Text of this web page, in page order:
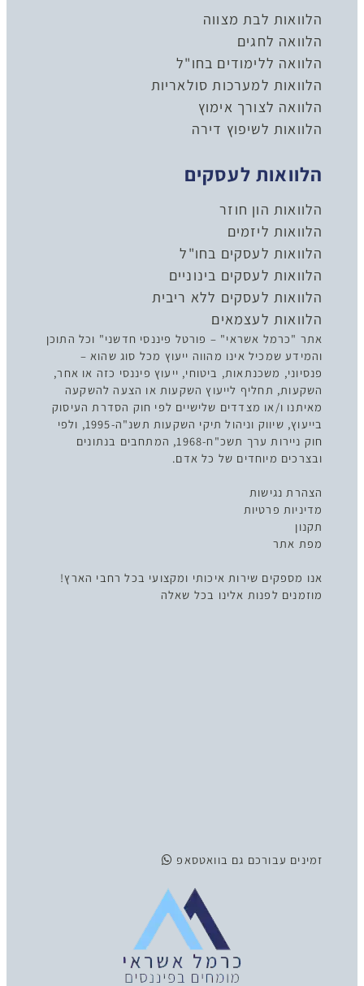
הלוואות לבת מצווה
הלוואה לחגים
הלוואה ללימודים בחו"ל
הלוואות למערכות סולאריות
הלוואה לצורך אימוץ
הלוואות לשיפוץ דירה
הלוואות לעסקים
הלוואות הון חוזר
הלוואות ליזמים
הלוואות לעסקים בחו"ל
הלוואות לעסקים בינוניים
הלוואות לעסקים ללא ריבית
הלוואות לעצמאים
אתר "כרמל אשראי" – פורטל פיננסי חדשני" וכל התוכן
והמידע שמכיל אינו מהווה ייעוץ מכל סוג שהוא –
פנסיוני, משכנתאות, ביטוחי, ייעוץ פיננסי כזה או אחר,
השקעות, תחליף לייעוץ השקעות או הצעה להשקעה
מאיתנו ו/או מצדדים שלישיים לפי חוק הסדרת העיסוק
בייעוץ, שיווק וניהול תיקי השקעות תשנ"ה-1995, ולפי
חוק ניירות ערך תשכ"ח-1968, המתחבים בנתונים
ובצרכים מיוחדים של כל אדם.
הצהרת נגישות
מדיניות פרטיות
תקנון
מפת אתר
אנו מספקים שירות איכותי ומקצועי בכל רחבי הארץ!
מוזמנים לפנות אלינו בכל שאלה
זמינים עבורכם גם בוואטסאפ